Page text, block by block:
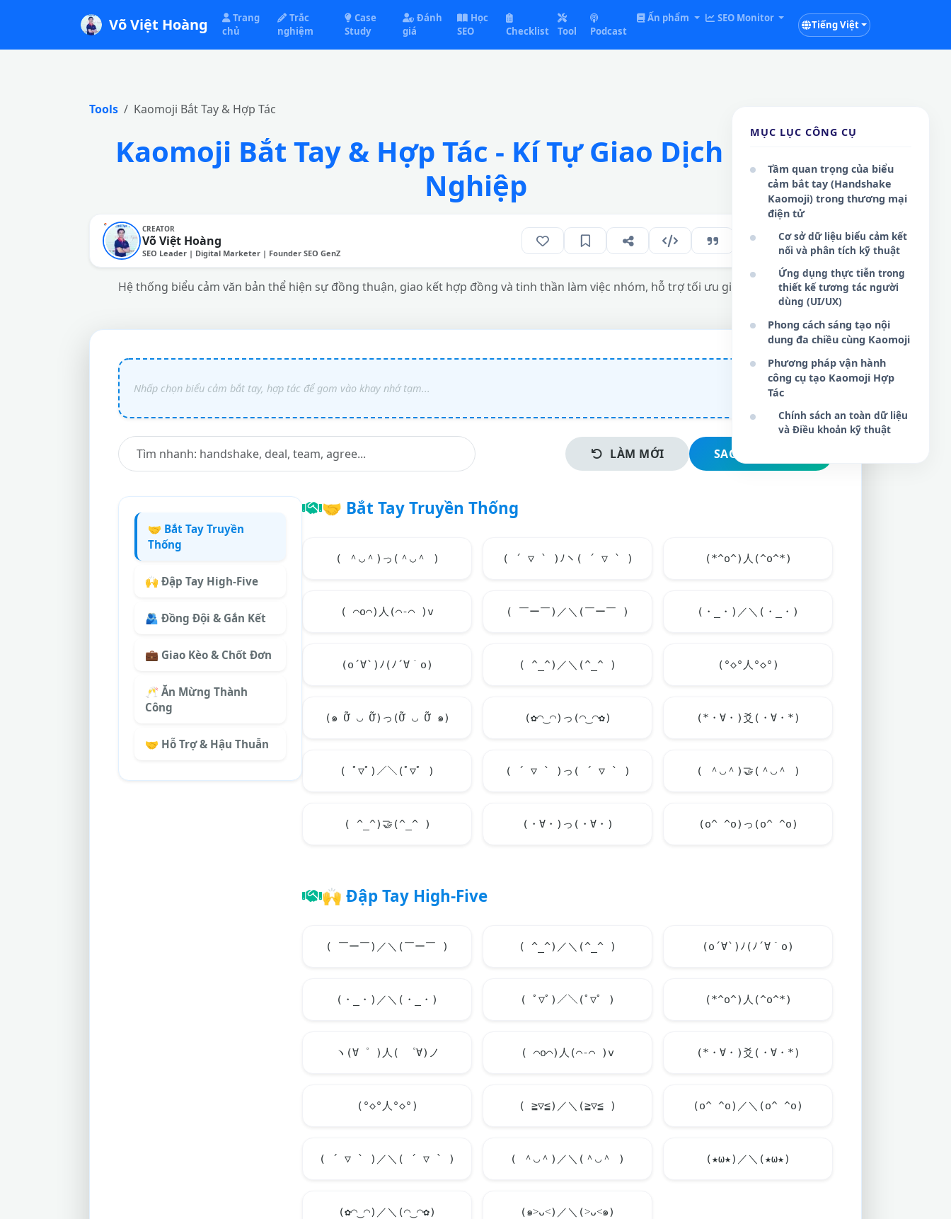
Võ Việt Hoàng
Trang
chủ
Trắc
nghiệm
Case
Study
Đánh
giá
Học
SEO
Checklist Tool Podcast
Ấn phẩm SEO Monitor
Tiếng Việt
Tools Kaomoji Bắt Tay & Hợp Tác
Kaomoji Bắt Tay & Hợp Tác - Kí Tự Giao Dịch Chuyên
Nghiệp
CREATOR
Võ Việt Hoàng
SEO Leader | Digital Marketer | Founder SEO GenZ
VI 286
Hệ thống biểu cảm văn bản thể hiện sự đồng thuận, giao kết hợp đồng và tinh thần làm việc nhóm, hỗ trợ tối ưu giao tiếp kỹ thuật số.
LÀM MỚI SAO CHÉP NGAY
🤝 Bắt Tay Truyền
Thống
🙌 Đập Tay High-Five
🫂 Đồng Đội & Gắn Kết
💼 Giao Kèo & Chốt Đơn
🥂 Ăn Mừng Thành
Công
🤝 Hỗ Trợ & Hậu Thuẫn
🤝 Bắt Tay Truyền Thống
( ＾◡＾)っ(＾◡＾ ) ( ´ ▽ ` )ﾉヽ( ´ ▽ ` ) (*^o^)人(^o^*)
( ⌒o⌒)人(⌒-⌒ )v ( ￣ー￣)／＼(￣ー￣ ) (・_・)／＼(・_・)
(o´∀`)ﾉ(ﾉ´∀｀o) ( ^_^)／＼(^_^ ) (°◇°人°◇°)
(๑ Ỡ ◡ Ỡ)っ(Ỡ ◡ Ỡ ๑) (✿◠‿◠)っ(◠‿◠✿) (*・∀・)爻(・∀・*)
( ﾟ▽ﾟ)／＼(ﾟ▽ﾟ ) ( ´ ▽ ` )っ( ´ ▽ ` ) ( ＾◡＾) 🤝 (＾◡＾ )
( ^_^) 🤝 (^_^ ) (・∀・)っ(・∀・) (o^ ^o)っ(o^ ^o)
🙌 Đập Tay High-Five
( ￣ー￣)／＼(￣ー￣ ) ( ^_^)／＼(^_^ ) (o´∀`)ﾉ(ﾉ´∀｀o)
(・_・)／＼(・_・) ( ﾟ▽ﾟ)／＼(ﾟ▽ﾟ ) (*^o^)人(^o^*)
ヽ(∀゜ )人( ゜∀)ノ ( ⌒o⌒)人(⌒-⌒ )v (*・∀・)爻(・∀・*)
(°◇°人°◇°) ( ≧▽≦)／＼(≧▽≦ ) (o^ ^o)／＼(o^ ^o)
( ´ ▽ ` )／＼( ´ ▽ ` ) ( ＾◡＾)／＼(＾◡＾ ) (★ω★)／＼(★ω★)
(✿◠‿◠)／＼(◠‿◠✿) (๑˃ᴗ˂)／＼(˃ᴗ˂๑)
MỤC LỤC CÔNG CỤ
Tầm quan trọng của biểu
cảm bắt tay (Handshake
Kaomoji) trong thương mại
điện tử
Cơ sở dữ liệu biểu cảm kết
nối và phân tích kỹ thuật
Ứng dụng thực tiễn trong
thiết kế tương tác người
dùng (UI/UX)
Phong cách sáng tạo nội
dung đa chiều cùng Kaomoji
Phương pháp vận hành
công cụ tạo Kaomoji Hợp
Tác
Chính sách an toàn dữ liệu
và Điều khoản kỹ thuật